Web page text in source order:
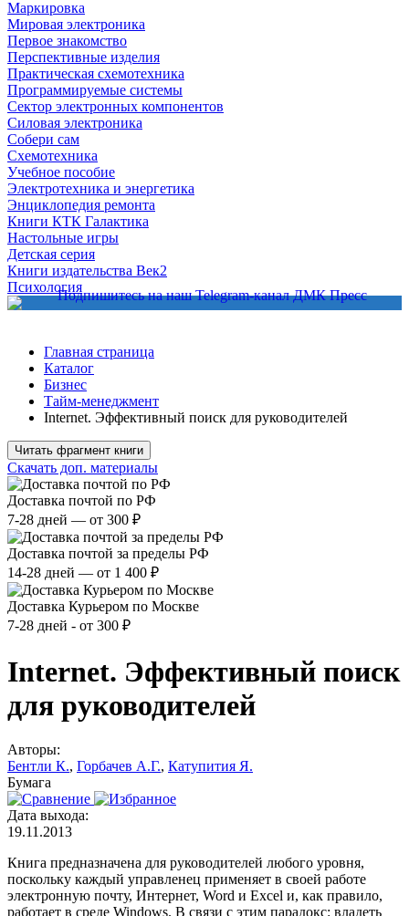
Маркировка
Мировая электроника
Первое знакомство
Перспективные изделия
Практическая схемотехника
Программируемые системы
Сектор электронных компонентов
Силовая электроника
Собери сам
Схемотехника
Учебное пособие
Электротехника и энергетика
Энциклопедия ремонта
Книги КТК Галактика
Настольные игры
Детская серия
Книги издательства Век2
Психология
Главная страница
Каталог
Бизнес
Тайм-менеджмент
Internet. Эффективный поиск для руководителей
Читать фрагмент книги
Скачать доп. материалы
Доставка почтой по РФ
7-28 дней — от 300 ₽
Доставка почтой за пределы РФ
14-28 дней — от 1 400 ₽
Доставка Курьером по Москве
7-28 дней - от 300 ₽
Internet. Эффективный поиск
для руководителей
Авторы:
Бентли К., Горбачев А.Г., Катупития Я.
Бумага
Дата выхода:
19.11.2013
Книга предназначена для руководителей любого уровня,
поскольку каждый управленец применяет в своей работе
электронную почту, Интернет, Word и Excel и, как правило,
работает в среде Windows. В связи с этим парадокс: владеть